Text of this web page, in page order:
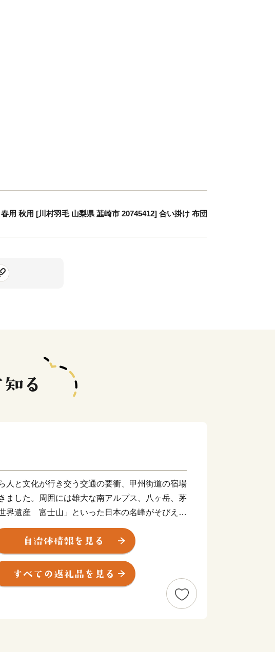
用 秋用 [川村羽毛 山梨県 韮崎市 20745412] 合い掛け 布団
人と文化が行き交う交通の要衝、甲州街道の宿場
ました。周囲には雄大な南アルプス、八ヶ岳、茅
界遺産 富士山」といった日本の名峰がそびえた
誇る大自然の大パノラマが360度に展開します。
て崇拝した武田八幡宮や、勝頼が自ら火を放っ
城など、武田家ゆかりの史跡が市内のいたるとこ
斐武田家”発祥の地でもあります。
である自然と、先人たちが築き、保存・継承さ
史、人々の営みが紡ぐ生活文化とが調和するまち